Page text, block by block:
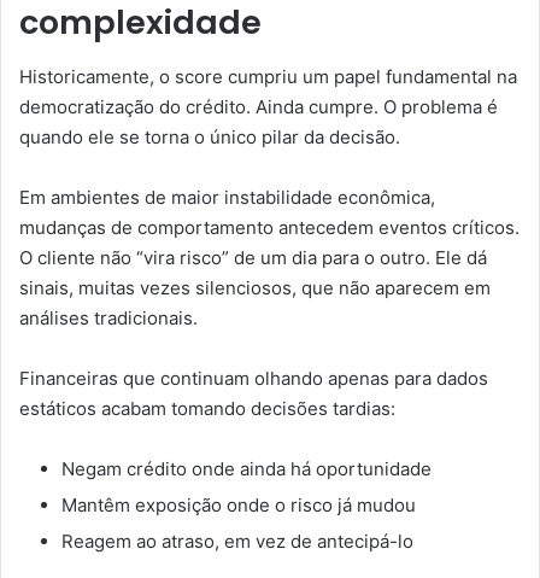
complexidade
Historicamente, o score cumpriu um papel fundamental na
democratização do crédito. Ainda cumpre. O problema é
quando ele se torna o único pilar da decisão.
Em ambientes de maior instabilidade econômica,
mudanças de comportamento antecedem eventos críticos.
O cliente não “vira risco” de um dia para o outro. Ele dá
sinais, muitas vezes silenciosos, que não aparecem em
análises tradicionais.
Financeiras que continuam olhando apenas para dados
estáticos acabam tomando decisões tardias:
Negam crédito onde ainda há oportunidade
Mantêm exposição onde o risco já mudou
Reagem ao atraso, em vez de antecipá-lo